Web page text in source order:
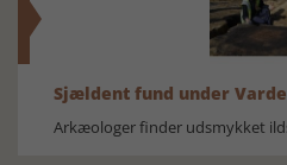
Sjældent fund under
Arkæologer finder udsmykket